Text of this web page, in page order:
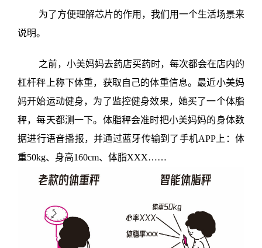
为了方便理解芯片的作用，我们用一个生活场景来
说明。
之前，小美妈妈去药店买药时，每次都会在店内的
杠杆秤上称下体重，获取自己的体重信息。最近小美妈
妈开始运动健身，为了监控健身效果，她买了一个体脂
秤，每天都测一下。体脂秤会准时把小美妈妈的身体数
据进行语音播报，并通过蓝牙传输到了手机APP 上：体
重50kg、身高160cm、体脂XXX……